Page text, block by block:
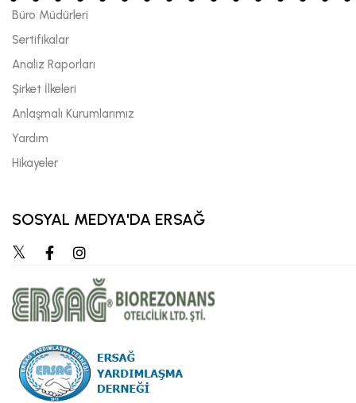
Büro Müdürleri
Sertifikalar
Analiz Raporları
Şirket İlkeleri
Anlaşmalı Kurumlarımız
Yardım
Hikayeler
SOSYAL MEDYA'DA ERSAĞ